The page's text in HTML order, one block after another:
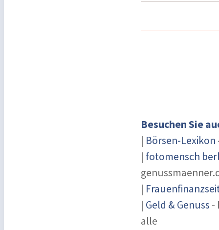
Besuchen Sie
| Börsen-Lexikon
| fotomensch
|
| Geld & Genuss -
alle